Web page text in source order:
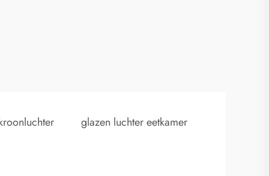
glazen luchter eetkamer